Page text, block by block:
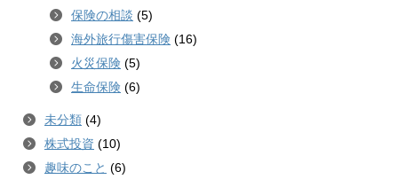
保険の相談 (5)
海外旅行傷害保険 (16)
火災保険 (5)
生命保険 (6)
未分類 (4)
株式投資 (10)
趣味のこと (6)